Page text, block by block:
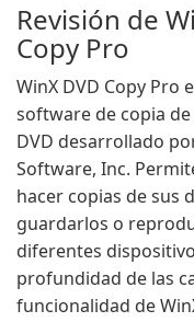
Revisión de
Copy Pro
WinX DVD Copy Pro
software de copia
DVD desarrollado
Software, Inc.
hacer copias de sus
guardarlos o
diferentes
profundidad de las
funcionalidad de